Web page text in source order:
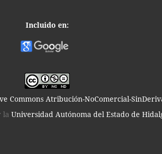
Incluido en:
Commons Atribución-NoComercial-
la Universidad Autónoma del Estado de